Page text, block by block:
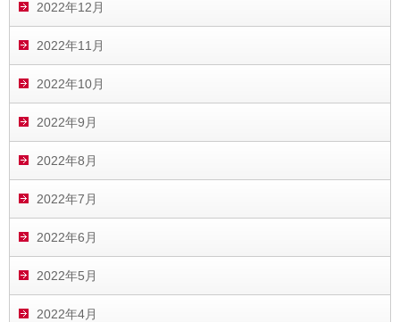
2022年12月
2022年11月
2022年10月
2022年9月
2022年8月
2022年7月
2022年6月
2022年5月
2022年4月